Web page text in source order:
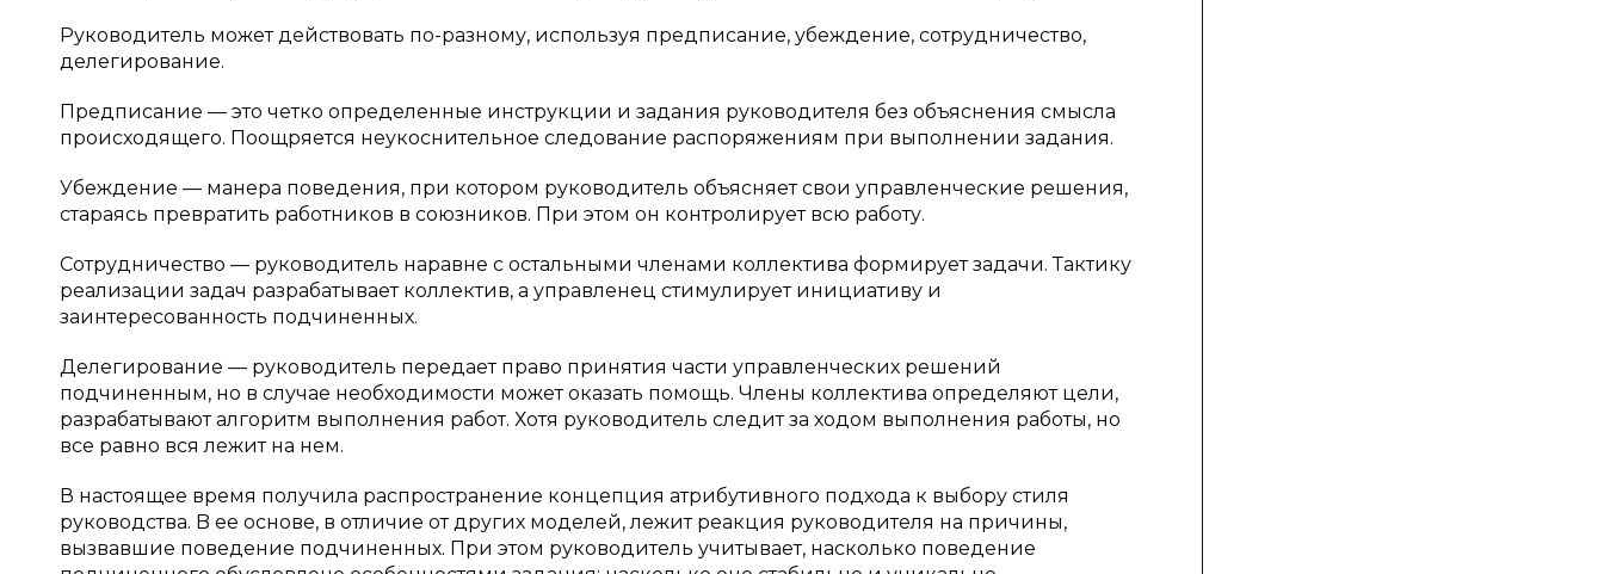
Руководитель может действовать по-разному, используя предписание, убеждение, сотрудничество,
делегирование.
Предписание — это четко определенные инструкции и задания руководителя без объяснения смысла
происходящего. Поощряется неукоснительное следование распоряжениям при выполнении задания.
Убеждение — манера поведения, при котором руководитель объясняет свои управленческие решения,
стараясь превратить работников в союзников. При этом он контролирует всю работу.
Сотрудничество — руководитель наравне с остальными членами коллектива формирует задачи. Тактику
реализации задач разрабатывает коллектив, а управленец стимулирует инициативу и
заинтересованность подчиненных.
Делегирование — руководитель передает право принятия части управленческих решений
подчиненным, но в случае необходимости может оказать помощь. Члены коллектива определяют цели,
разрабатывают алгоритм выполнения работ. Хотя руководитель следит за ходом выполнения работы, но
все равно вся лежит на нем.
В настоящее время получила распространение концепция атрибутивного подхода к выбору стиля
руководства. B ее основе, в отличие от других моделей, лежит реакция руководителя на причины,
вызвавшие поведение подчиненных. При этом руководитель учитывает, насколько поведение